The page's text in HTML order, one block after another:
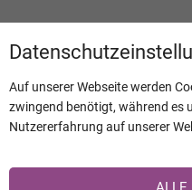
Auf unserer Webseite werden
zwingend benötigt, während es
Nutzererfahrung auf unserer
KALENDER